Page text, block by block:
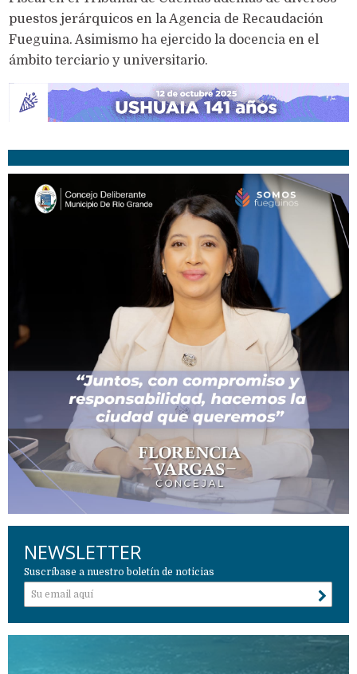
puestos jerárquicos en la Agencia de Recaudación
Fueguina. Asimismo ha ejercido la docencia en el
ámbito terciario y universitario.
NEWSLETTER
Suscríbase a nuestro boletín de noticias